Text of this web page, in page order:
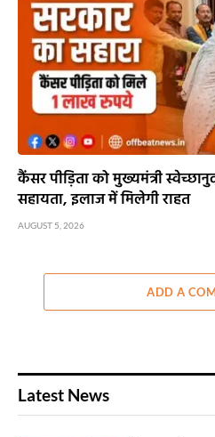
कैंसर पीड़िता को मुख्यमंत्री
सहायता, इलाज में मिलेगी राहत
AUGUST 5, 2026
ADD A
Latest News